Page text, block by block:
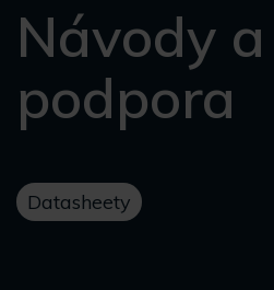
Návody a
podpora
Datasheety